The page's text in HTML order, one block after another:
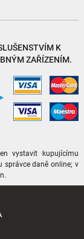
K
ZAŘÍZENÍM.
vystavit kupujícímu
správce daně online; v